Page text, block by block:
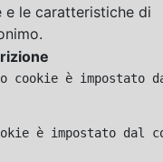
e le caratteristiche di
cookie è
è impostato dal